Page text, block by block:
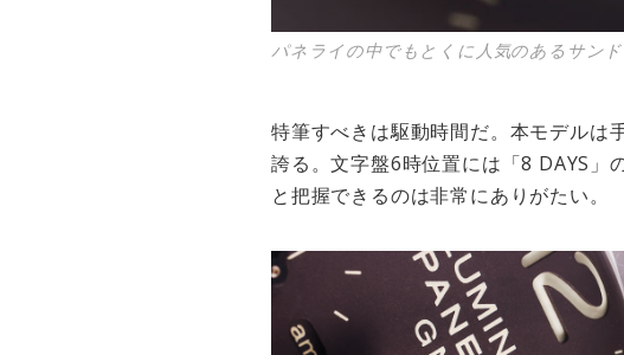
パネライの中でもとくに人気のあるサン
特筆すべきは駆動時間だ。本モデルは
誇る。文字盤6時位置には「8 DAYS」
と把握できるのは非常にありがたい。